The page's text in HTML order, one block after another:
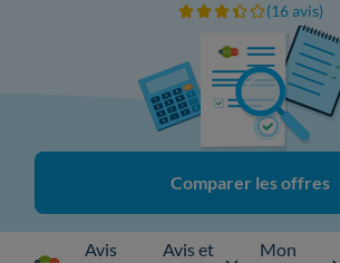
(16 avis)
Comparer les offres
Avis
Avis et
Mon